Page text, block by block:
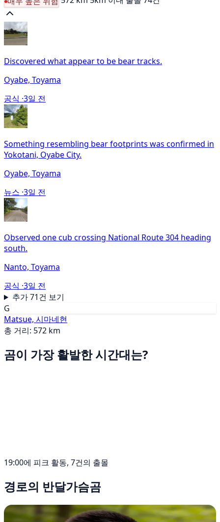
Discovered what appear to be bear tracks.
Oyabe, Toyama
공식 ·3일 전
Something resembling bear footprints was confirmed in
Yokotani, Oyabe City.
Oyabe, Toyama
뉴스 ·3일 전
Observed one cub crossing National Route 304 heading
south.
Nanto, Toyama
공식 ·3일 전
추가 71건 보기
G
Matsue, 시마네현
총 거리: 572 km
곰이 가장 활발한 시간대는?
19:00에 피크 활동, 7건의 출몰
경로의 반달가슴곰